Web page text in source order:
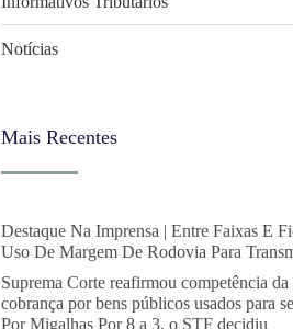
Notícias
Mais Recentes
Destaque Na Imprensa | Entre Faixas E
Uso De Margem De Rodovia Para
Suprema Corte reafirmou competência
cobrança por bens públicos usados para
Por Migalhas Por 8 a 3, o STF decidiu